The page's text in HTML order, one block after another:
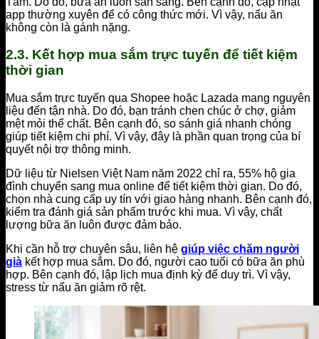
app thường xuyên để có công thức mới. Vì vậy, nấu ăn
không còn là gánh nặng.
2.3. Kết hợp mua sắm trực tuyến để tiết kiệm
thời gian
Mua sắm trực tuyến qua Shopee hoặc Lazada mang nguyên
liệu đến tận nhà. Do đó, bạn tránh chen chúc ở chợ, giảm
mệt mỏi thể chất. Bên cạnh đó, so sánh giá nhanh chóng
giúp tiết kiệm chi phí. Vì vậy, đây là phần quan trọng của bí
quyết nội trợ thông minh.
Dữ liệu từ Nielsen Việt Nam năm 2022 chỉ ra, 55% hộ gia
đình chuyển sang mua online để tiết kiệm thời gian. Do đó,
chọn nhà cung cấp uy tín với giao hàng nhanh. Bên cạnh đó,
kiểm tra đánh giá sản phẩm trước khi mua. Vì vậy, chất
lượng bữa ăn luôn được đảm bảo.
Khi cần hỗ trợ chuyên sâu, liên hệ giúp việc chăm người
già kết hợp mua sắm. Do đó, người cao tuổi có bữa ăn phù
hợp. Bên cạnh đó, lập lịch mua định kỳ để duy trì. Vì vậy,
stress từ nấu ăn giảm rõ rệt.